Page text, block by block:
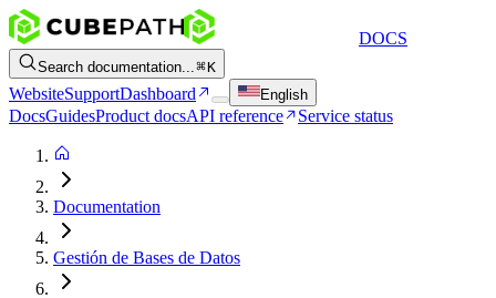
DOCS
Search documentation... K
WebsiteSupportDashboard English
DocsGuidesProduct docsAPI reference Service status
Documentation
Gestión de Bases de Datos